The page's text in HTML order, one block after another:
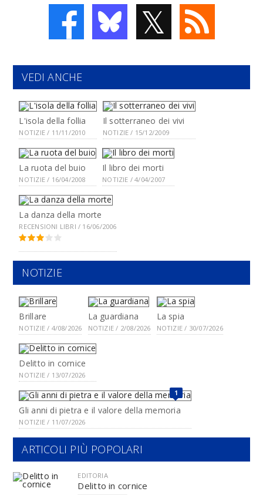
𝕏
VEDI ANCHE
L'isola della follia
NOTIZIE / 11/11/2010
Il sotterraneo dei vivi
NOTIZIE / 15/12/2009
La ruota del buio
NOTIZIE / 16/04/2008
Il libro dei morti
NOTIZIE / 4/04/2007
La danza della morte
RECENSIONI LIBRI / 16/06/2006
NOTIZIE
Brillare
NOTIZIE / 4/08/2026
La guardiana
NOTIZIE / 2/08/2026
La spia
NOTIZIE / 30/07/2026
Delitto in cornice
NOTIZIE / 13/07/2026
1
Gli anni di pietra e il valore della memoria
NOTIZIE / 11/07/2026
ARTICOLI PIÙ POPOLARI
EDITORIA
Delitto in cornice